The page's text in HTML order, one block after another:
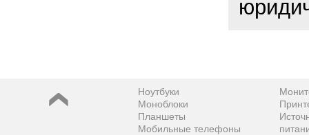
Ноутбуки
Моноблоки
Планшеты
Мобильные телефоны